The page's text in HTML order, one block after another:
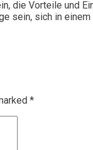
die Vorteile und
sein, sich in
*